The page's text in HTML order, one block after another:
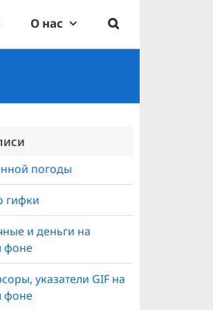
О нас
погоды
гифки
и деньги на
фоне
указатели GIF на
фоне